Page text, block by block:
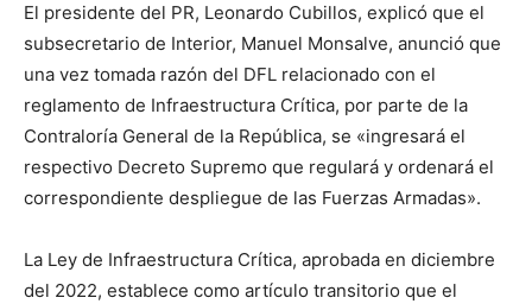
El presidente del PR, Leonardo Cubillos, explicó que el
subsecretario de Interior, Manuel Monsalve, anunció que
una vez tomada razón del DFL relacionado con el
reglamento de Infraestructura Crítica, por parte de la
Contraloría General de la República, se «ingresará el
respectivo Decreto Supremo que regulará y ordenará el
correspondiente despliegue de las Fuerzas Armadas».
La Ley de Infraestructura Crítica, aprobada en diciembre
del 2022, establece como artículo transitorio que el